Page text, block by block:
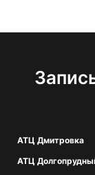
АТЦ Дмитровка
АТЦ